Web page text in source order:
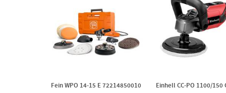
Fein WPO 14-15 E 72214850010
Einhell CC-PO 1100/150